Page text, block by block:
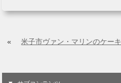
« 米子市ヴァン・マリンのケーキ